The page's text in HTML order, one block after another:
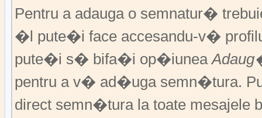
Pentru a adauga o semnatur�
�l pute�i face accesandu-v�
pute�i s� bifa�i op�iunea
pentru a v� ad�uga semn�tura.
direct semn�tura la toate mesajele